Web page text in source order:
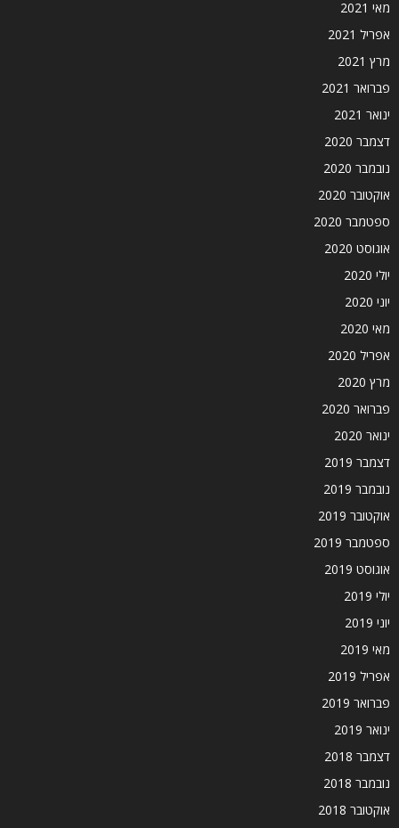
מאי 2021
אפריל 2021
מרץ 2021
פברואר 2021
ינואר 2021
דצמבר 2020
נובמבר 2020
אוקטובר 2020
ספטמבר 2020
אוגוסט 2020
יולי 2020
יוני 2020
מאי 2020
אפריל 2020
מרץ 2020
פברואר 2020
ינואר 2020
דצמבר 2019
נובמבר 2019
אוקטובר 2019
ספטמבר 2019
אוגוסט 2019
יולי 2019
יוני 2019
מאי 2019
אפריל 2019
פברואר 2019
ינואר 2019
דצמבר 2018
נובמבר 2018
אוקטובר 2018